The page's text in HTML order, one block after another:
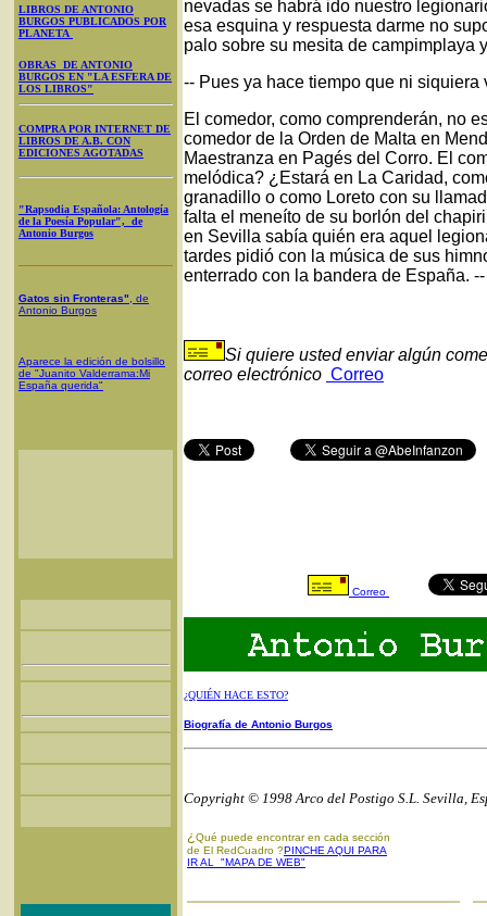
LIBROS DE ANTONIO
BURGOS PUBLICADOS POR
PLANETA
OBRAS DE ANTONIO
BURGOS EN "LA ESFERA DE
LOS LIBROS"
COMPRA POR INTERNET DE
LIBROS DE A.B. CON
EDICIONES AGOTADAS
"Rapsodia Española: Antología
de la Poesía Popular", de
Antonio Burgos
Gatos sin Fronteras" , de
Antonio Burgos
Aparece la edición de bolsillo
de "Juanito Valderrama:Mi
España querida"
nevadas se habrá ido nuestro
esa esquina y respuesta darme no
palo sobre su mesita de campimplaya
-- Pues ya hace tiempo que ni siquiera
El comedor, como comprenderán, no
comedor de la Orden de Malta en
Maestranza en Pagés del Corro. El
melódica? ¿Estará en La Caridad,
granadillo o como Loreto con su
falta el meneíto de su borlón del
en Sevilla sabía quién era aquel
tardes pidió con la música de sus
enterrado con la bandera de España. --
Si quiere usted enviar algún
correo electrónico Correo
Correo
¿QUIÉN HACE ESTO?
Biografía de Antonio Burgos
Copyright © 1998 Arco del Postigo S.L. Sevilla,
¿ Qué puede encontrar en cada sección
de El RedCuadro ?PINCHE AQUI PARA
IR AL "MAPA DE WEB"